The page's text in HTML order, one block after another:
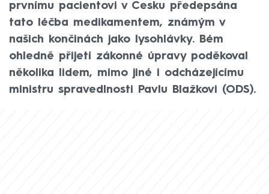
prvnímu pacientovi v Česku předepsána
tato léčba medikamentem, známým v
našich končinách jako lysohlávky. Bém
ohledně přijetí zákonné úpravy poděkoval
několika lidem, mimo jiné i odcházejícímu
ministru spravedlnosti Pavlu Blažkovi (ODS).